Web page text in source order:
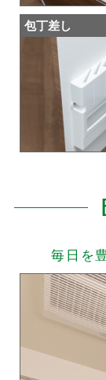
包丁差し
毎日を